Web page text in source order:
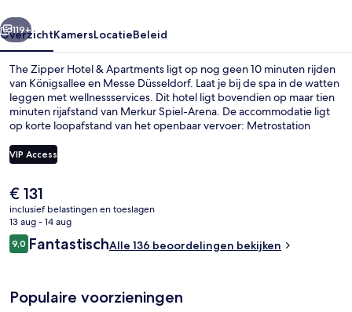
Volgende
119+
OverzichtKamersLocatieBeleid
The Zipper Hotel & Apartments ligt op nog geen 10 minuten rijden
van Königsallee en Messe Düsseldorf. Laat je bij de spa in de watten
leggen met wellnessservices. Dit hotel ligt bovendien op maar tien
minuten rijafstand van Merkur Spiel-Arena. De accommodatie ligt
op korte loopafstand van het openbaar vervoer: Metrostation
naar Metrostation Nikolaus-Knopp-Platz.
VIP Access
De
huidige
prijs
is
€ 131
€ 131
inclusief belastingen en toeslagen
13 aug - 14 aug
Beoordelingen
9,09,0 op 10 –
FantastischAlle 136 beoordelingen bekijken
Populaire voorzieningen